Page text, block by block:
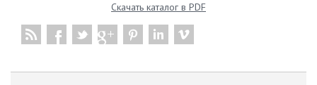
Скачать каталог в PDF